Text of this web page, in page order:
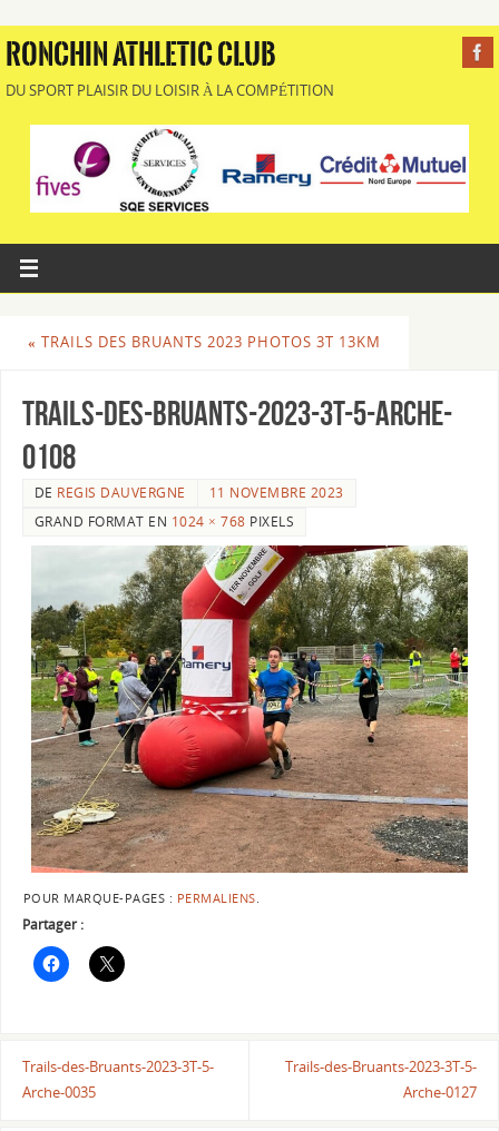
RONCHIN ATHLETIC CLUB
DU SPORT PLAISIR DU LOISIR À LA COMPÉTITION
« TRAILS DES BRUANTS 2023 PHOTOS 3T 13KM
Trails-des-Bruants-2023-3T-5-Arche-
0108
DE REGIS DAUVERGNE
11 NOVEMBRE 2023
GRAND FORMAT EN 1024 × 768 PIXELS
POUR MARQUE-PAGES : PERMALIENS.
Partager :
Trails-des-Bruants-2023-3T-5-
Arche-0035
Trails-des-Bruants-2023-3T-5-
Arche-0127